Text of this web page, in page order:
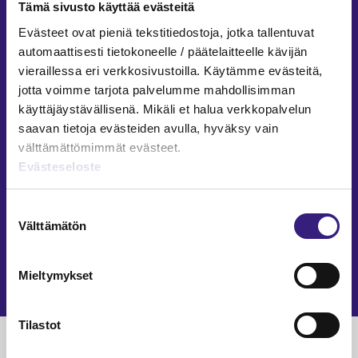
Tämä sivusto käyttää evästeitä
Evästeet ovat pieniä tekstitiedostoja, jotka tallentuvat
automaattisesti tietokoneelle / päätelaitteelle kävijän
vieraillessa eri verkkosivustoilla. Käytämme evästeitä,
jotta voimme tarjota palvelumme mahdollisimman
käyttäjäystävällisenä. Mikäli et halua verkkopalvelun
saavan tietoja evästeiden avulla, hyväksy vain
välttämättömimmät evästeet.
Evästeseloste
valinta
Välttämätön
Mieltymykset
Tilastot
2.3.2026 3 min
ARVONMÄÄRITYS
TE-palvelut vaikuttavat
tilinpäätöksiin
Pasi Leppänen
KILA 149/2025: Kunnan sijoitusten
kirjaaminen investoinnin
Pasi Leppänen